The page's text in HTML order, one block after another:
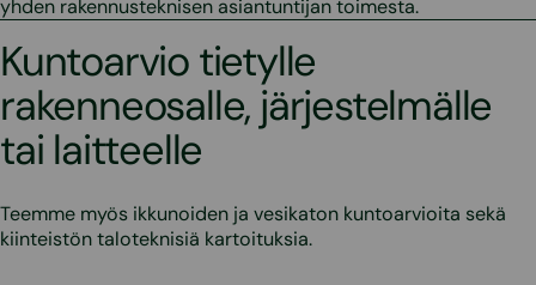
yhden rakennusteknisen asiantuntijan toimesta.
Kuntoarvio tietylle
rakenneosalle, järjestelmälle
tai laitteelle
Teemme myös ikkunoiden ja vesikaton kuntoarvioita sekä
kiinteistön taloteknisiä kartoituksia.